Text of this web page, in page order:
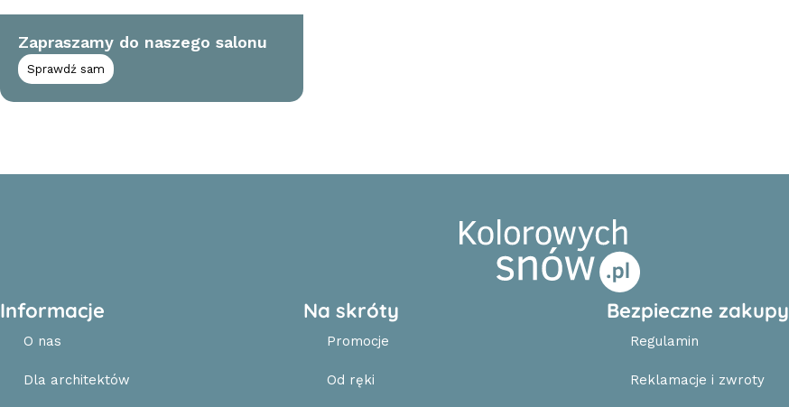
Zapraszamy do naszego salonu
Sprawdź sam
Informacje
O nas
Dla architektów
Na skróty
Promocje
Od ręki
Bezpieczne zakupy
Regulamin
Reklamacje i zwroty